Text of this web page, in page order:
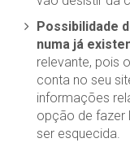
Possibilidade
numa já
relevante, pois
conta no seu
informações
opção de fazer
ser esquecida.